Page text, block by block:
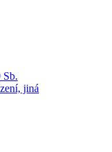
Sb.
jiná